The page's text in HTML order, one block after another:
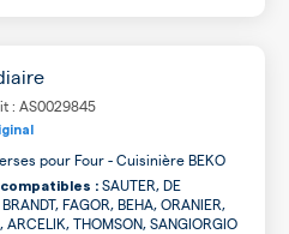
: AS0029845
pour Four - Cuisinière BEKO
: SAUTER, DE
FAGOR, BEHA, ORANIER,
ARCELIK, THOMSON, SANGIORGIO